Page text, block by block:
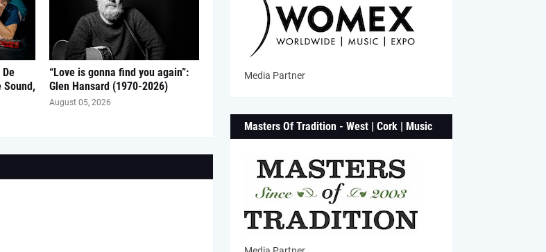
Sound,
“Love is gonna find you again”:
Glen Hansard (1970-2026)
August 05, 2026
Media Partner
Masters Of Tradition - West | Cork | Music